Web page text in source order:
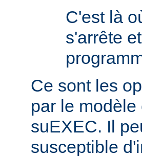
C'est là
s'arrête
Ce sont les
par le
suEXEC. Il
susceptible